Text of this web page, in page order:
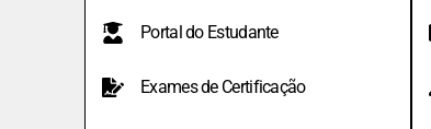
Portal do Estudante
Exames de Certificação